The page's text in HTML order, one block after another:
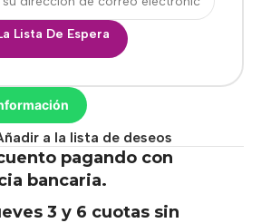
Lista De Espera
a la lista de deseos
pagando con
bancaria.
3 y 6 cuotas sin